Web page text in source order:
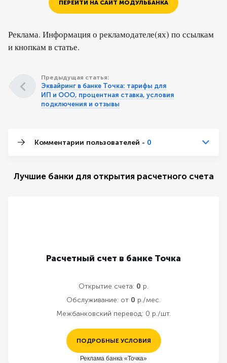
ПЕРЕЙТИ НА САЙТ МОДУЛЬБАНКА
Реклама. Информация о рекламодателе(ях) по ссылкам
и кнопкам в статье.
Предыдущая статья:
Эквайринг в банке Точка: тарифы для
ИП и ООО, процентная ставка, условия
подключения и отзывы
Комментарии пользователей - 0
Лучшие банки для открытия расчетного счета
Расчетный счет в банке Точка
Открытие счета: 0 р.
Обслуживание: от 0 р./мес.
Межбанковский перевод: 0 р./шт.
ПОДРОБНЫЕ УСЛОВИЯ
Реклама банка «Точка»